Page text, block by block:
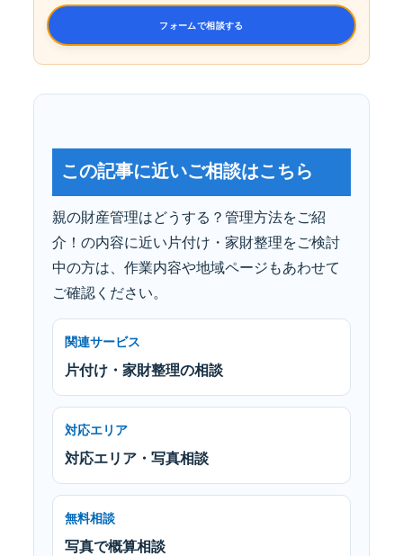
フォームで相談する
この記事に近いご相談はこちら
親の財産管理はどうする？管理方法をご紹
介！の内容に近い片付け・家財整理をご検討
中の方は、作業内容や地域ページもあわせて
ご確認ください。
関連サービス
片付け・家財整理の相談
対応エリア
対応エリア・写真相談
無料相談
写真で概算相談